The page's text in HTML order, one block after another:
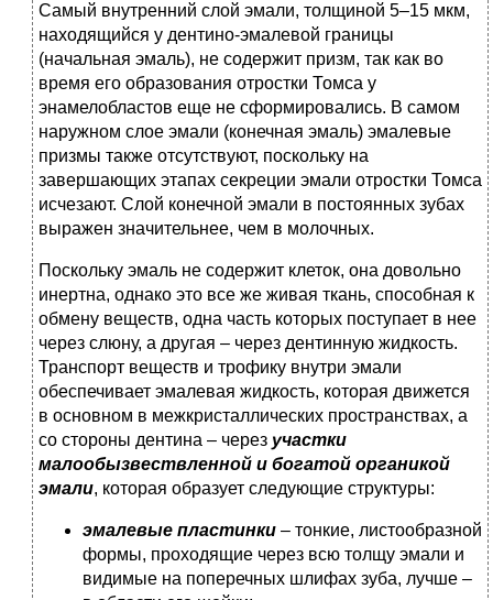
Самый внутренний слой эмали, толщиной 5–15 мкм,
находящийся у дентино-эмалевой границы
(начальная эмаль), не содержит призм, так как во
время его образования отростки Томса у
энамелобластов еще не сформировались. В самом
наружном слое эмали (конечная эмаль) эмалевые
призмы также отсутствуют, поскольку на
завершающих этапах секреции эмали отростки Томса
исчезают. Слой конечной эмали в постоянных зубах
выражен значительнее, чем в молочных.
Поскольку эмаль не содержит клеток, она довольно
инертна, однако это все же живая ткань, способная к
обмену веществ, одна часть которых поступает в нее
через слюну, а другая – через дентинную жидкость.
Транспорт веществ и трофику внутри эмали
обеспечивает эмалевая жидкость, которая движется
в основном в межкристаллических пространствах, а
со стороны дентина – через участки
малообызвествленной и богатой органикой
эмали, которая образует следующие структуры:
эмалевые пластинки – тонкие, листообразной
формы, проходящие через всю толщу эмали и
видимые на поперечных шлифах зуба, лучше –